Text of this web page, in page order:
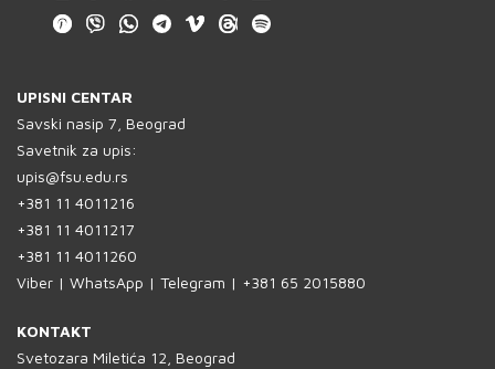
UPISNI CENTAR
Savski nasip 7, Beograd
Savetnik za upis:
upis@fsu.edu.rs
+381 11 4011216
+381 11 4011217
+381 11 4011260
Viber | WhatsApp | Telegram | +381 65 2015880
KONTAKT
Svetozara Miletića 12, Beograd
Dizajn kostima je više od tkanine i kroja
– to je umetnost oblikovanja identiteta,